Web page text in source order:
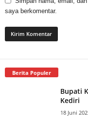
saya berkomentar.
Berita Populer
Bupati
Kediri
18 Juni